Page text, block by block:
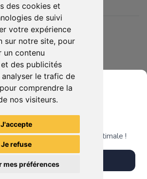
des cookies et
de suivi
votre expérience
sur notre site, pour
un contenu
des publicités
le trafic de
comprendre la
nos visiteurs.
J'accepte
Je refuse
mes préférences
- Bonne condition
: 0 x
01/07/2025
Grenier du Geek
app pour une expérience optimale !
Télécharger l'app